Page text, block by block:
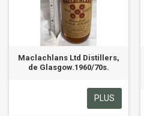
Maclachlans Ltd Distillers,
de Glasgow.1960/70s.
PLUS